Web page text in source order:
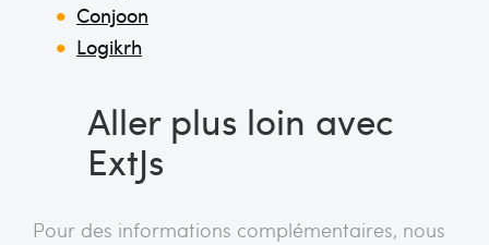
Conjoon
Logikrh
Aller plus loin avec
ExtJs
Pour des informations complémentaires, nous